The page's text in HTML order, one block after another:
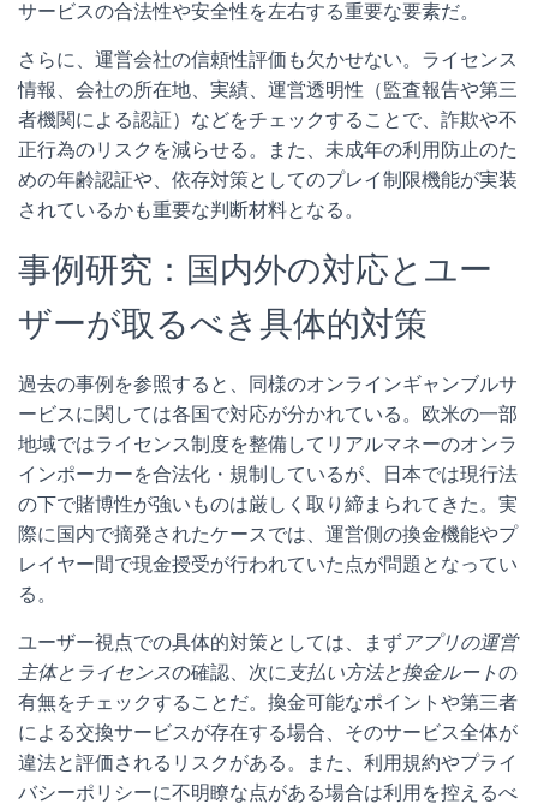
サービスの合法性や安全性を左右する重要な要素だ。
さらに、運営会社の信頼性評価も欠かせない。ライセンス
情報、会社の所在地、実績、運営透明性（監査報告や第三
者機関による認証）などをチェックすることで、詐欺や不
正行為のリスクを減らせる。また、未成年の利用防止のた
めの年齢認証や、依存対策としてのプレイ制限機能が実装
されているかも重要な判断材料となる。
事例研究：国内外の対応とユー
ザーが取るべき具体的対策
過去の事例を参照すると、同様のオンラインギャンブルサ
ービスに関しては各国で対応が分かれている。欧米の一部
地域ではライセンス制度を整備してリアルマネーのオンラ
インポーカーを合法化・規制しているが、日本では現行法
の下で賭博性が強いものは厳しく取り締まられてきた。実
際に国内で摘発されたケースでは、運営側の換金機能やプ
レイヤー間で現金授受が行われていた点が問題となってい
る。
ユーザー視点での具体的対策としては、まず アプリの運営
主体とライセンスの確認、次に 支払い方法と換金ルートの
有無をチェックすることだ。換金可能なポイントや第三者
による交換サービスが存在する場合、そのサービス全体が
違法と評価されるリスクがある。また、利用規約やプライ
バシーポリシーに不明瞭な点がある場合は利用を控えるべ